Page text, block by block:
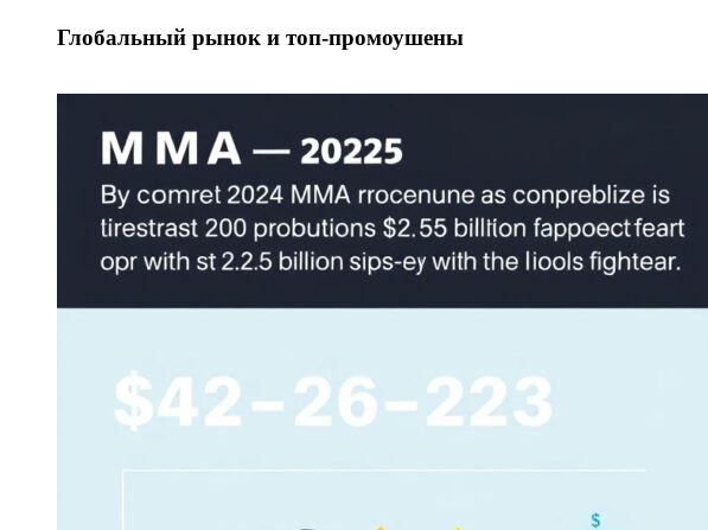
Глобальный рынок и топ‑промоушены